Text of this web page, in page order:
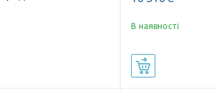
В наявності